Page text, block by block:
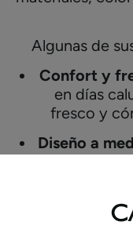
Algunas de
Confort y
en días
fresco y
Diseño a